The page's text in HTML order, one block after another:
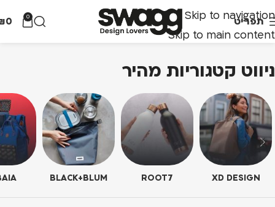
Skip to navigation
Skip to main content
תפריט 0
0
ניווט קטגוריות מהיר
XD DESIGN
ROOT7
BLACK+BLUM